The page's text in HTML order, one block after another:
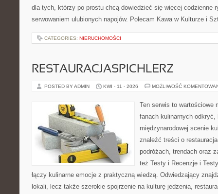
dla tych, którzy po prostu chcą dowiedzieć się więcej codzienne
serwowaniem ulubionych napojów. Polecam Kawa w Kulturze i
CATEGORIES: NIERUCHOMOŚCI
RESTAURACJASPICHLERZ
POSTED BY ADMIN KWI - 11 - 2026 MOŻLIWOŚĆ
Ten serwis to wartościowe
fanach kulinarnych
międzynarodowej scenie
znaleźć treści o
podróżach, trendach oraz
też Testy i Recenzje i
łączy kulinarne emocje z praktyczną wiedzą. Odwiedzający
lokali, lecz także szerokie spojrzenie na kulturę jedzenia,